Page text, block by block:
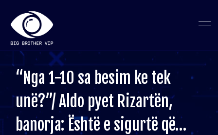
“Nga 1-10 sa besim ke tek
unë?”/ Aldo pyet Rizartën,
banorja: Është e sigurtë që…